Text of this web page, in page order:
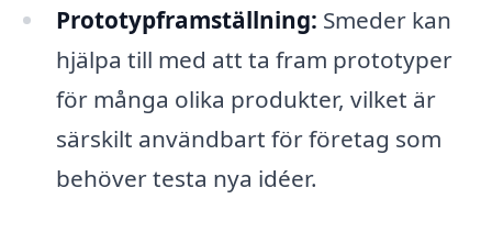
Prototypframställning: Smeder kan
hjälpa till med att ta fram prototyper
för många olika produkter, vilket är
särskilt användbart för företag som
behöver testa nya idéer.